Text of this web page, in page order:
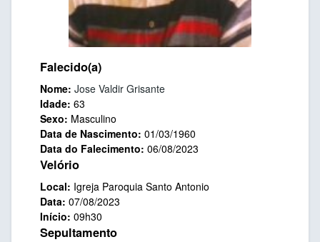
Falecido(a)
Nome: Jose Valdir Grisante
Idade: 63
Sexo: Masculino
Data de Nascimento: 01/03/1960
Data do Falecimento: 06/08/2023
Velório
Local: Igreja Paroquia Santo Antonio
Data: 07/08/2023
Início: 09h30
Sepultamento